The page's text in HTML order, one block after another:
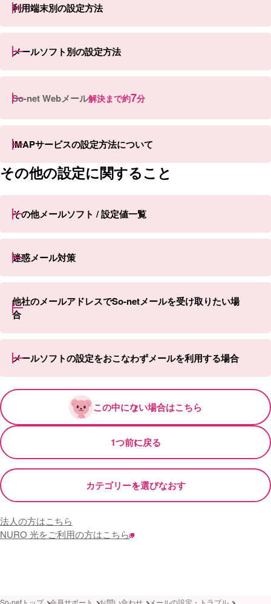
利用端末別の設定方法
メールソフト別の設定方法
So-net Webメール解決まで約7分
IMAPサービスの設定方法について
その他の設定に関すること
その他メールソフト / 設定値一覧
迷惑メール対策
他社のメールアドレスでSo-netメールを受け取りたい場
合
メールソフトの設定をおこなわずメールを利用する場合
この中にない場合はこちら
1つ前に戻る
カテゴリーを選びなおす
法人の方はこちら
NURO 光をご利用の方はこちら
So-netトップ 会員サポート お問い合わせ メールの設定・トラブル